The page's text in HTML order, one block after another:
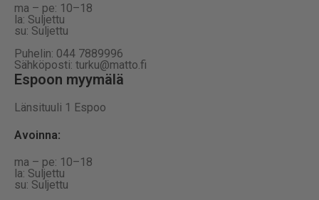
ma – pe: 10–18
la: Suljettu
su: Suljettu
Puhelin: 044 7889996
Sähköposti: turku@matto.fi
Espoon myymälä
Länsituuli 1 Espoo
Avoinna:
ma – pe: 10–18
la: Suljettu
su: Suljettu